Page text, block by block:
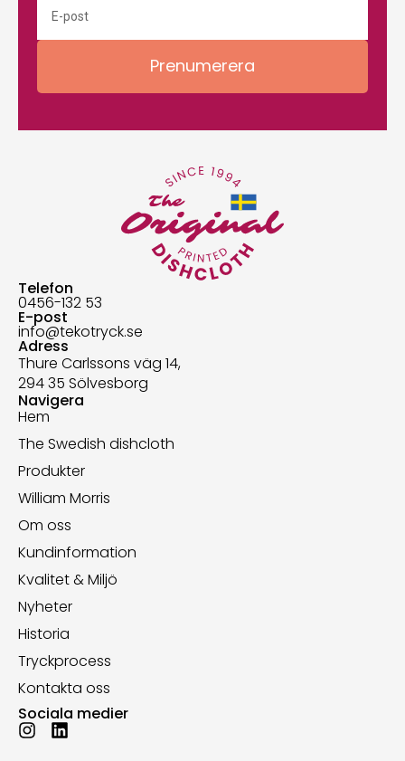
Prenumerera
Telefon
0456-132 53
E-post
info@tekotryck.se
Adress
Thure Carlssons väg 14,
294 35 Sölvesborg
Navigera
Hem
The Swedish dishcloth
Produkter
William Morris
Om oss
Kundinformation
Kvalitet & Miljö
Nyheter
Historia
Tryckprocess
Kontakta oss
Sociala medier